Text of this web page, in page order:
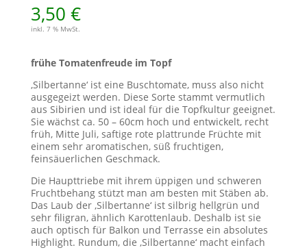
3,50 €
inkl. 7 % MwSt.
frühe Tomatenfreude im Topf
‚Silbertanne‘ ist eine Buschtomate, muss also nicht
ausgegeizt werden. Diese Sorte stammt vermutlich
aus Sibirien und ist ideal für die Topfkultur geeignet.
Sie wächst ca. 50 – 60cm hoch und entwickelt, recht
früh, Mitte Juli, saftige rote plattrunde Früchte mit
einem sehr aromatischen, süß fruchtigen,
feinsäuerlichen Geschmack.
Die Haupttriebe mit ihrem üppigen und schweren
Fruchtbehang stützt man am besten mit Stäben ab.
Das Laub der ‚Silbertanne‘ ist silbrig hellgrün und
sehr filigran, ähnlich Karottenlaub. Deshalb ist sie
auch optisch für Balkon und Terrasse ein absolutes
Highlight. Rundum, die ‚Silbertanne‘ macht einfach